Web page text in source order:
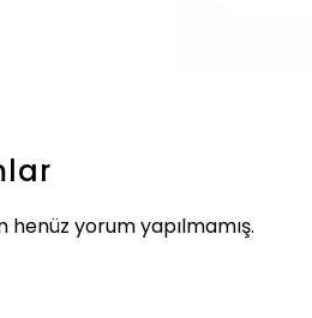
henüz yorum yapılmamış.